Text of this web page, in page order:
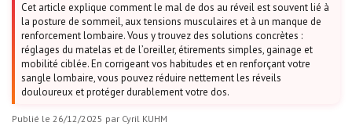
Cet article explique comment le mal de dos au réveil est souvent lié à
la posture de sommeil, aux tensions musculaires et à un manque de
renforcement lombaire. Vous y trouvez des solutions concrètes :
réglages du matelas et de l’oreiller, étirements simples, gainage et
mobilité ciblée. En corrigeant vos habitudes et en renforçant votre
sangle lombaire, vous pouvez réduire nettement les réveils
douloureux et protéger durablement votre dos.
Publié le 26/12/2025 par Cyril KUHM